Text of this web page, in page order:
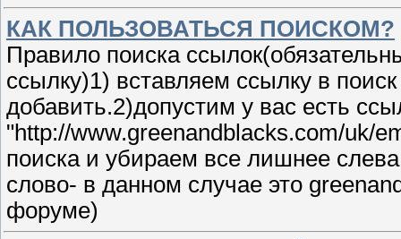
КАК ПОЛЬЗОВАТЬСЯ ПОИСКОМ?
Правило поиска
ссылку)1) вставляем ссылку в поиск
добавить.2)допустим у вас есть
"http://www.greenandblacks.com/uk/
поиска и убираем все лишнее
слово- в данном случае это
форуме)